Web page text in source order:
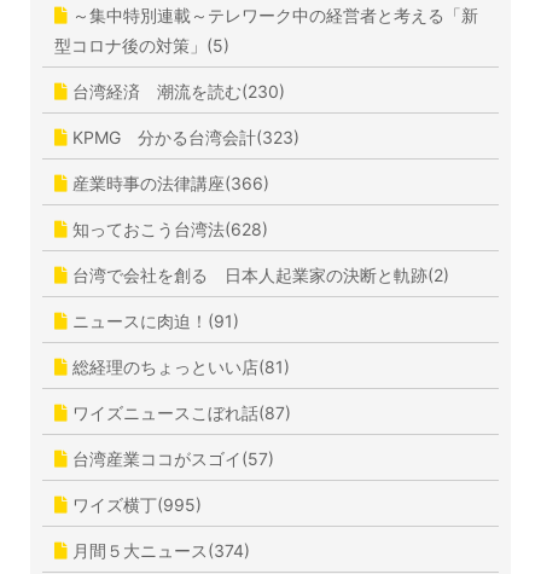
～集中特別連載～テレワーク中の経営者と考える「新
型コロナ後の対策」(5)
台湾経済 潮流を読む(230)
KPMG 分かる台湾会計(323)
産業時事の法律講座(366)
知っておこう台湾法(628)
台湾で会社を創る 日本人起業家の決断と軌跡(2)
ニュースに肉迫！(91)
総経理のちょっといい店(81)
ワイズニュースこぼれ話(87)
台湾産業ココがスゴイ(57)
ワイズ横丁(995)
月間５大ニュース(374)